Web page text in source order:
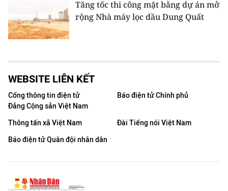
Tăng tốc thi công mặt bằng dự án mở
rộng Nhà máy lọc dầu Dung Quất
WEBSITE LIÊN KẾT
Cổng thông tin điện tử
Đảng Cộng sản Việt Nam
Báo điện tử Chính phủ
Thông tấn xã Việt Nam
Đài Tiếng nói Việt Nam
Báo điện tử Quân đội nhân dân